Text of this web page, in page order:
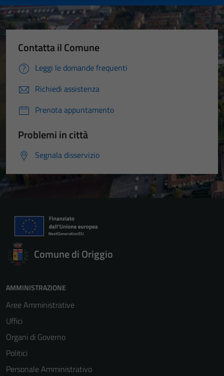
Contatta il Comune
Leggi le domande frequenti
Richiedi assistenza
Prenota appuntamento
Problemi in città
Segnala disservizio
Comune di Origgio
AMMINISTRAZIONE
Aree Amministrative
Uffici
Organi di Governo
Politici
Personale Amministrativo